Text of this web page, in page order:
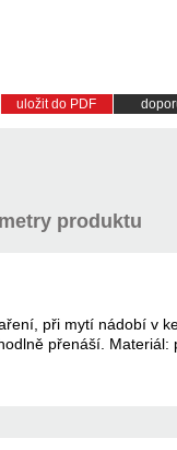
uložit do PDF
produktu
při mytí nádobí v
přenáší. Materiál: